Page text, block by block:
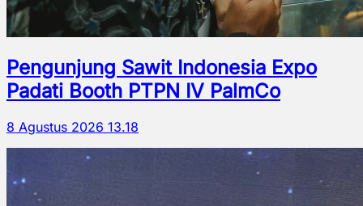
Pengunjung Sawit Indonesia Expo
Padati Booth PTPN IV PalmCo
8 Agustus 2026 13.18